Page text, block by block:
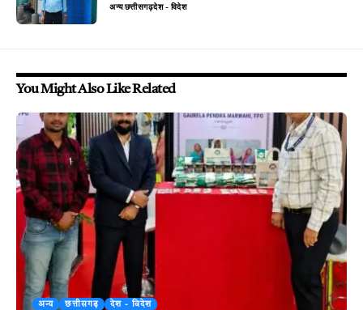
अन्यछत्तीसगढ़देश - विदेश
You Might Also Like Related
अन्य छत्तीसगढ़ देश - विदेश